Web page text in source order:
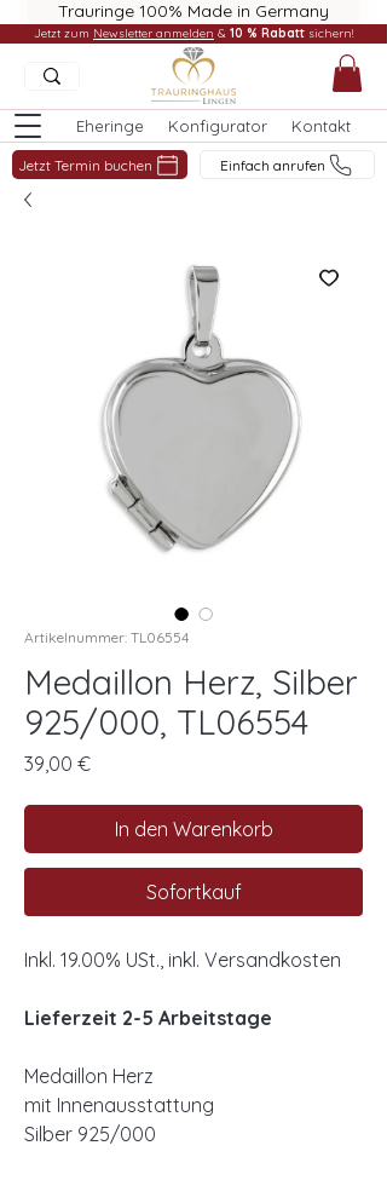
Trauringe 100% Made in Germany
Eheringe Konfigurator Kontakt
Jetzt Termin buchen Einfach anrufen
Jetzt zum Newsletter anmelden & 10 % Rabatt sichern!
Artikelnummer: TL06554
Medaillon Herz, Silber
925/000, TL06554
39,00 €Preis
In den Warenkorb
Sofortkauf
Inkl. 19.00% USt., inkl. Versandkosten
Lieferzeit 2-5 Arbeitstage
Medaillon Herz
mit Innenausstattung
Silber 925/000